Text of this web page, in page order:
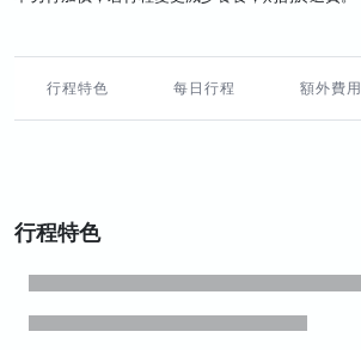
行程特色 每日行程 額外費用
行程特色